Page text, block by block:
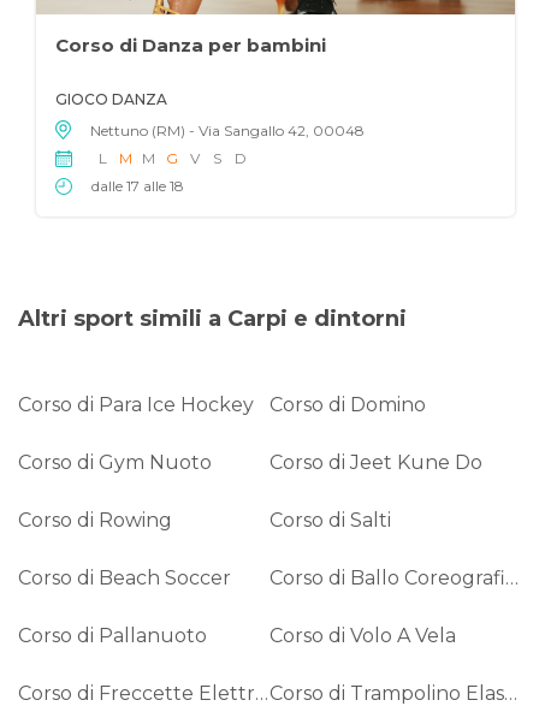
Corso di Danza per bambini
GIOCO DANZA
Nettuno (RM) - Via Sangallo 42, 00048
L
M M G V S
D
dalle 17 alle 18
Altri sport simili a Carpi e dintorni
Corso di Para Ice Hockey Corso di Domino
Corso di Gym Nuoto Corso di Jeet Kune Do
Corso di Rowing Corso di Salti
Corso di Beach Soccer Corso di Ballo Coreografico
Corso di Pallanuoto Corso di Volo A Vela
Corso di Freccette Elettroniche Corso di Trampolino Elastico